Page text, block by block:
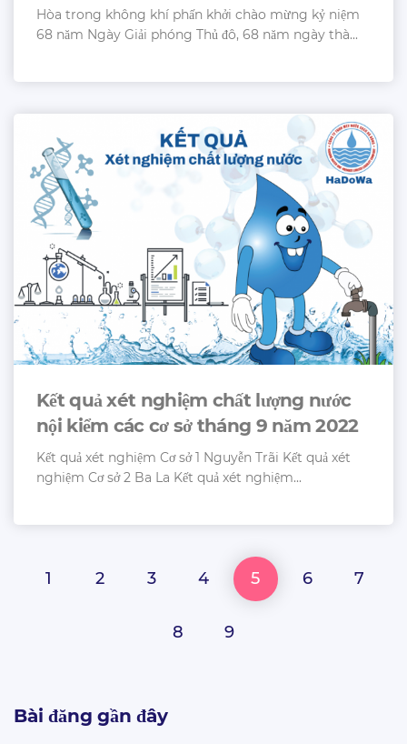
Hòa trong không khí phấn khởi chào mừng kỷ niệm
68 năm Ngày Giải phóng Thủ đô, 68 năm ngày thà...
Kết quả xét nghiệm chất lượng nước
nội kiểm các cơ sở tháng 9 năm 2022
Kết quả xét nghiệm Cơ sở 1 Nguyễn Trãi Kết quả xét
nghiệm Cơ sở 2 Ba La Kết quả xét nghiệm...
1 2 3 4 5 6 7
8 9
Bài đăng gần đây